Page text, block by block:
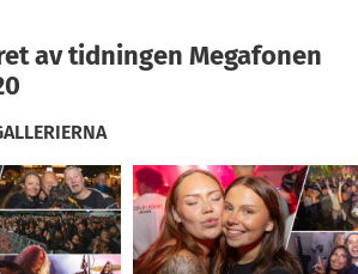
av tidningen Megafonen